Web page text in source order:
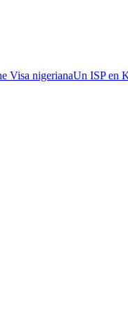
Visa nigerianaUn ISP en